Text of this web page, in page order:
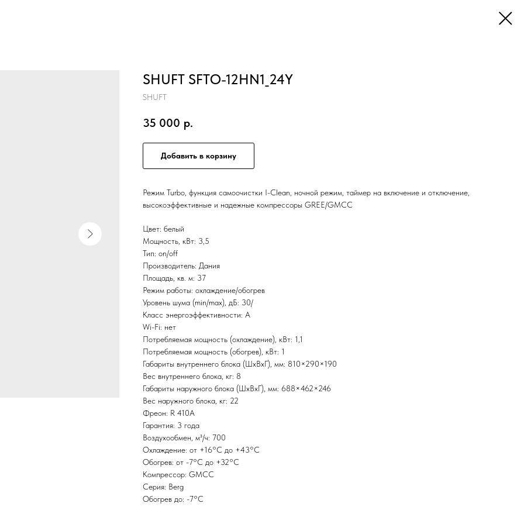
SHUFT SFTO-12HN1_24Y
SHUFT
35 000 р.
Добавить в корзину
Режим Turbo, функция самоочистки I-Clean, ночной режим, таймер на включение и отключение,
высокоэффективные и надежные компрессоры GREE/GMCC
Цвет: белый
Мощность, кВт: 3,5
Тип: on/off
Производитель: Дания
Площадь, кв. м: 37
Режим работы: охлаждение/обогрев
Уровень шума (min/max), дБ: 30/
Класс энергоэффективности: А
Wi-Fi: нет
Потребляемая мощность (охлаждение), кВт: 1,1
Потребляемая мощность (обогрев), кВт: 1
Габариты внутреннего блока (ШxВxГ), мм: 810×290×190
Вес внутреннего блока, кг: 8
Габариты наружного блока (ШxВxГ), мм: 688×462×246
Вес наружного блока, кг: 22
Фреон: R 410A
Гарантия: 3 года
Воздухообмен, м³/ч: 700
Охлаждение: от +16°С до +43°С
Обогрев: от -7°С до +32°С
Компрессор: GMCC
Серия: Berg
Обогрев до: -7°С